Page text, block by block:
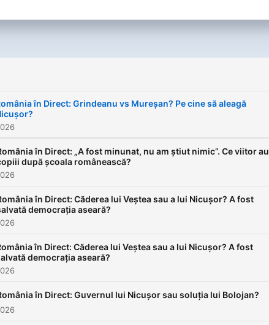
în Direct: Grindeanu vs Mureșan? Pe cine să aleagă
în Direct: „A fost minunat, nu am știut nimic”. Ce viitor au
după școala românească?
în Direct: Căderea lui Veștea sau a lui Nicușor? A fost
democrația aseară?
în Direct: Căderea lui Veștea sau a lui Nicușor? A fost
democrația aseară?
în Direct: Guvernul lui Nicușor sau soluția lui Bolojan?